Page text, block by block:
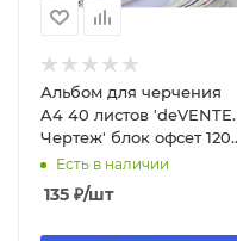
Альбом для черчения
A4 40 листов 'deVENTE.
Чертеж' блок офсет 120
г;м², 2110402
Есть в наличии
135 ₽/шт